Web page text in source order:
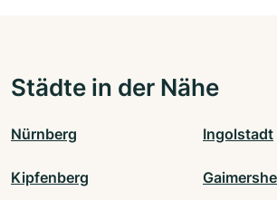
Städte in der Nähe
Nürnberg Ingolstadt
Kipfenberg